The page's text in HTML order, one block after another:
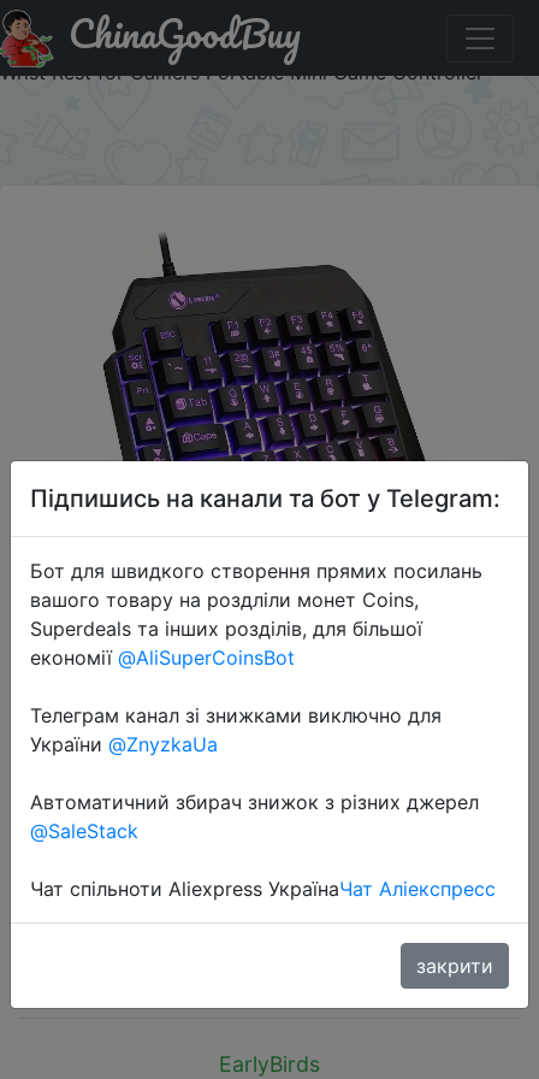
Придбати по знижці Compact One-Handed Gaming
Keyboard with RGB Backlight 35 Ergonomic Keys USB
Wrist Rest for Gamers Portable Mini Game Controller
ChinaGoodBuy
2025-04-15
Compact One-Handed Gaming
Ergonomic Keys USB Wrist Rest for
Gamers Portable Mini Game
Controller
EarlyBirds
Підпишись на канали та бот у Telegram:
Бот для швидкого створення прямих посилань
вашого товару на роздліли монет Coins,
Superdeals та інших розділів, для більшої
економії @AliSuperCoinsBot
Телеграм канал зі знижками виключно для
України @ZnyzkaUa
Автоматичний збирач знижок з різних джерел
@SaleStack
Чат спільноти Aliexpress УкраїнаЧат Аліекспресс
закрити